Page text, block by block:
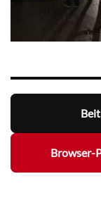
Browser-